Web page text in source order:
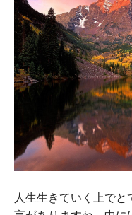
人生生きていく上で